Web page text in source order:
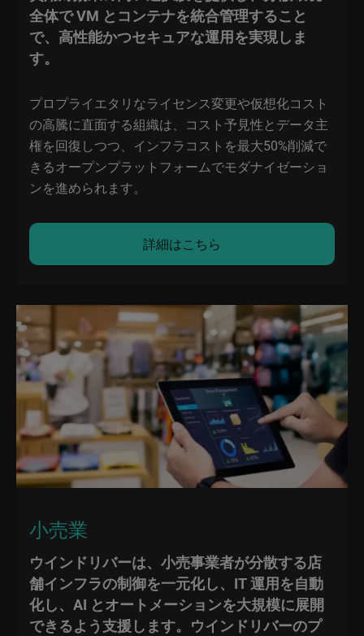
全体で VM とコンテナを統合管理すること
で、高性能かつセキュアな運用を実現しま
す。
プロプライエタリなライセンス変更や仮想化コスト
の高騰に直面する組織は、コスト予見性とデータ主
権を回復しつつ、インフラコストを最大50%削減で
きるオープンプラットフォームでモダナイゼーショ
ンを進められます。
詳細はこちら
小売業
ウインドリバーは、小売事業者が分散する店
舗インフラの制御を一元化し、IT 運用を自動
化し、AI とオートメーションを大規模に展開
できるよう支援します。ウインドリバーのプ